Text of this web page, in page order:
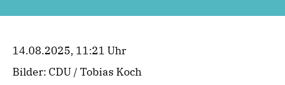
14.08.2025, 11:21 Uhr
Bilder: CDU / Tobias Koch